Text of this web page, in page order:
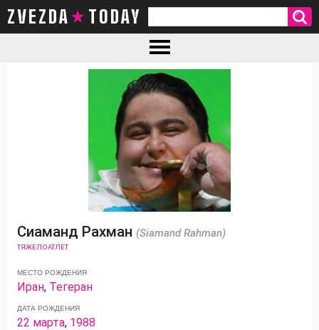
ZVEZDA TODAY
Сиаманд Рахман (Siamand Rahman)
ТЯЖЕЛОАТЛЕТ
МЕСТО РОЖДЕНИЯ
Иран, Тегеран
ДАТА РОЖДЕНИЯ
22 марта, 1988